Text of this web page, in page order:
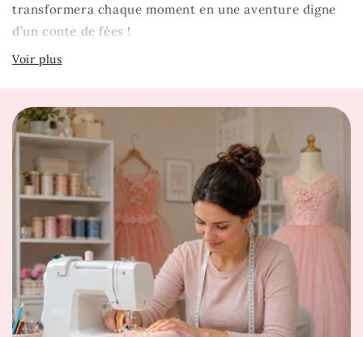
transformera chaque moment en une aventure digne
d’un conte de fées !
Description
Matière : coton et polyester
Cape mi-longue
Enfants de 3 à 10 ans
Notre conseil taille
Ce modèle taille normal, sélectionnez votre taille
habituelle.Guide des Tailles
Et si votre prochain coup de cœur se trouvait juste ici
? Découvrez aussiRobe Princesse Lumineuse
. Si cette
robe vous émerveille, attendez de voir les trésors de